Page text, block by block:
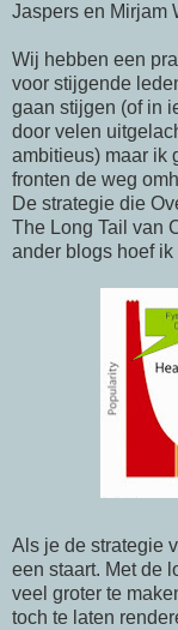
Jaspers en Mirjam
Wij hebben een
voor stijgende
gaan stijgen (of in
door velen
ambitieus) maar ik
fronten de weg
De strategie die
The Long Tail van
ander blogs hoef
Als je de strategie
een staart. Met de
veel groter te
toch te laten